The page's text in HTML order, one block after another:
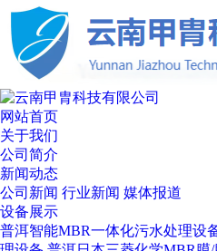
网站首页
关于我们
公司简介
新闻动态
公司新闻 行业新闻 媒体报道
设备展示
普洱智能MBR一体化污水处理设